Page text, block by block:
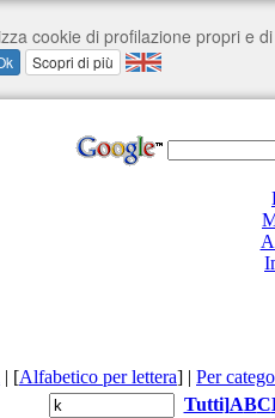
| [Alfabetico per lettera] | Per
Tutti]ABC